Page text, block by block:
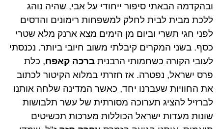
ובהקדמה הבאתי סיפור ייחודי על אבי, שהיה נוהג
ללכת מבית לבית לחלק למשפחות רימונים והדסים
לפני חגי תשרי וביום מן הימים מצא ארנק מלא שטרי
כסף. בשני המקרים קיבלתי משוב חיובי ביותר. נכנסתי
לעובי הקורה כשחמותי הרבנית ברכה קאפח, כלת
פרס ישראל, נפטרה. אז חזרתי במלוא הקיטור לכתוב
את החוויות שעברנו יחד, כאשר המדינה שלחה אותנו
לברזיל להציג תערוכה מסורתית של עשר תלבושות
שונות מעדות ישראל הכוללות מערכות תכשיטים